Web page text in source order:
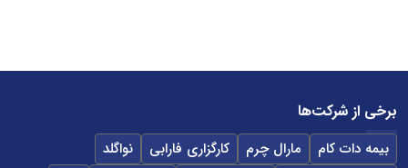
برخی از شرکت‌ها
بیمه دات کام مارال چرم کارگزاری فارابی
نواگلد